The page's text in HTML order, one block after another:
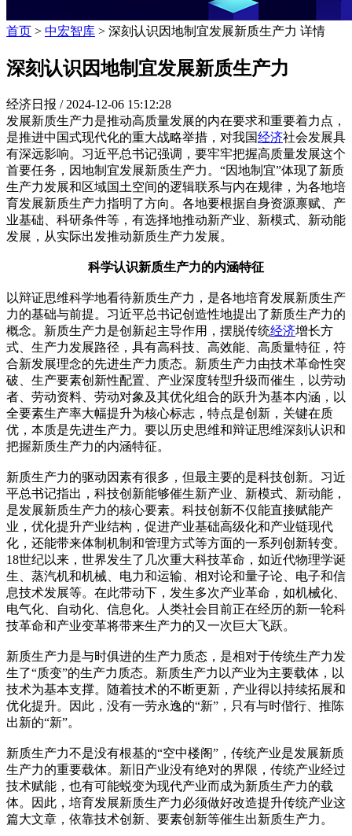
首页 > 中宏智库 > 深刻认识因地制宜发展新质生产力 详情
深刻认识因地制宜发展新质生产力
经济日报 / 2024-12-06 15:12:28
发展新质生产力是推动高质量发展的内在要求和重要着力点，
是推进中国式现代化的重大战略举措，对我国经济社会发展具
有深远影响。习近平总书记强调，要牢牢把握高质量发展这个
首要任务，因地制宜发展新质生产力。“因地制宜”体现了新质
生产力发展和区域国土空间的逻辑联系与内在规律，为各地培
育发展新质生产力指明了方向。各地要根据自身资源禀赋、产
业基础、科研条件等，有选择地推动新产业、新模式、新动能
发展，从实际出发推动新质生产力发展。
科学认识新质生产力的内涵特征
以辩证思维科学地看待新质生产力，是各地培育发展新质生产
力的基础与前提。习近平总书记创造性地提出了新质生产力的
概念。新质生产力是创新起主导作用，摆脱传统经济增长方
式、生产力发展路径，具有高科技、高效能、高质量特征，符
合新发展理念的先进生产力质态。新质生产力由技术革命性突
破、生产要素创新性配置、产业深度转型升级而催生，以劳动
者、劳动资料、劳动对象及其优化组合的跃升为基本内涵，以
全要素生产率大幅提升为核心标志，特点是创新，关键在质
优，本质是先进生产力。要以历史思维和辩证思维深刻认识和
把握新质生产力的内涵特征。
新质生产力的驱动因素有很多，但最主要的是科技创新。习近
平总书记指出，科技创新能够催生新产业、新模式、新动能，
是发展新质生产力的核心要素。科技创新不仅能直接赋能产
业，优化提升产业结构，促进产业基础高级化和产业链现代
化，还能带来体制机制和管理方式等方面的一系列创新转变。
18世纪以来，世界发生了几次重大科技革命，如近代物理学诞
生、蒸汽机和机械、电力和运输、相对论和量子论、电子和信
息技术发展等。在此带动下，发生多次产业革命，如机械化、
电气化、自动化、信息化。人类社会目前正在经历的新一轮科
技革命和产业变革将带来生产力的又一次巨大飞跃。
新质生产力是与时俱进的生产力质态，是相对于传统生产力发
生了“质变”的生产力质态。新质生产力以产业为主要载体，以
技术为基本支撑。随着技术的不断更新，产业得以持续拓展和
优化提升。因此，没有一劳永逸的“新”，只有与时偕行、推陈
出新的“新”。
新质生产力不是没有根基的“空中楼阁”，传统产业是发展新质
生产力的重要载体。新旧产业没有绝对的界限，传统产业经过
技术赋能，也有可能蜕变为现代产业而成为新质生产力的载
体。因此，培育发展新质生产力必须做好改造提升传统产业这
篇大文章，依靠技术创新、要素创新等催生出新质生产力。